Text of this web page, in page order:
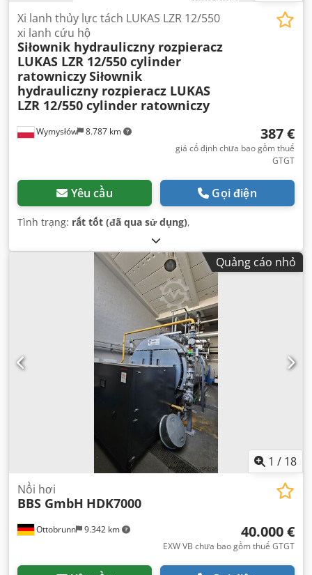
Wymysłów 8.787 km
Xi lanh thủy lực tách LUKAS LZR 12/550
xi lanh cứu hộ
Siłownik hydrauliczny rozpieracz
LUKAS LZR 12/550 cylinder
ratowniczySiłownik
hydrauliczny rozpieracz LUKAS
LZR 12/550 cylinder ratowniczy
387 €
giá cố định chưa bao gồm thuế
GTGT
Yêu cầu Gọi điện
Tình trạng: rất tốt (đã qua sử dụng),
Quảng cáo nhỏ
1 / 18
Ottobrunn 9.342 km
Nồi hơi
BBS GmbH HDK7000
40.000 €
EXW VB chưa bao gồm thuế GTGT